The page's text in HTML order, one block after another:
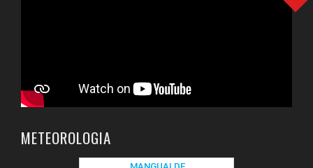
METEOROLOGIA